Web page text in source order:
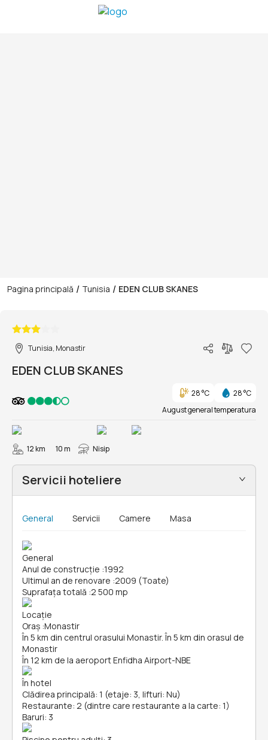
Pagina principală / Tunisia / EDEN CLUB SKANES
Tunisia, Monastir
EDEN CLUB SKANES
28 °C
28 °C
August general temperatura
12 km 10 m Nisip
Servicii hoteliere
General Servicii Camere Masa
General
Anul de construcție :1992
Ultimul an de renovare :2009 (Toate)
Suprafața totală :2 500 mp
Locație
Oraș :Monastir
În 5 km din centrul orasului Monastir. În 5 km din orasul de
Monastir
În 12 km de la aeroport Enfidha Airport-NBE
În hotel
Clădirea principală: 1 (etaje: 3, lifturi: Nu)
Restaurante: 2 (dintre care restaurante a la carte: 1)
Baruri: 3